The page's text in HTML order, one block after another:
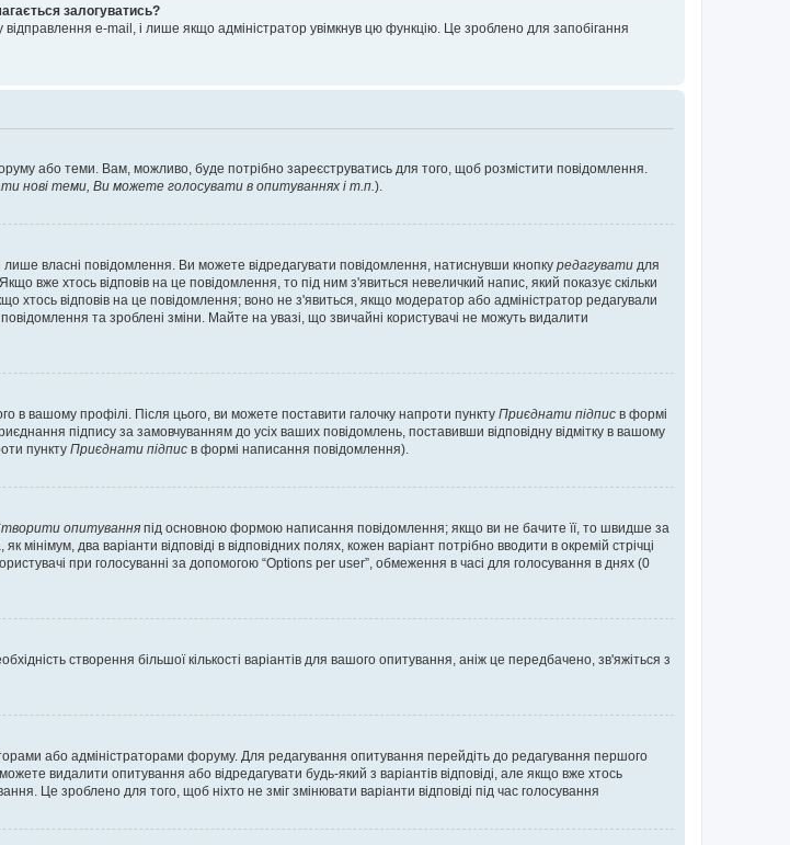
залогуватись?
e-mail, і лише якщо адміністратор увімкнув цю функцію. Це зроблено для запобігання
або теми. Вам, можливо, буде потрібно зареєструватись для того, щоб розмістити повідомлення.
нові теми, Ви можете голосувати в опитуваннях і т.п. ).
власні повідомлення. Ви можете відредагувати повідомлення, натиснувши кнопку редагувати для
вже хтось відповів на це повідомлення, то під ним з'явиться невеличкий напис, який показує скільки
хтось відповів на це повідомлення; воно не з'явиться, якщо модератор або адміністратор редагували
та зроблені зміни. Майте на увазі, що звичайні користувачі не можуть видалити
в вашому профілі. Після цього, ви можете поставити галочку напроти пункту Приєднати підпис в формі
підпису за замовчуванням до усіх ваших повідомлень, поставивши відповідну відмітку в вашому
пункту Приєднати підпис в формі написання повідомлення).
опитування під основною формою написання повідомлення; якщо ви не бачите її, то швидше за
два варіанти відповіді в відповідних полях, кожен варіант потрібно вводити в окремій стрічці
при голосуванні за допомогою “Options per user”, обмеження в часі для голосування в днях (0
створення більшої кількості варіантів для вашого опитування, аніж це передбачено, зв'яжіться з
або адміністраторами форуму. Для редагування опитування перейдіть до редагування першого
видалити опитування або відредагувати будь-який з варіантів відповіді, але якщо вже хтось
Це зроблено для того, щоб ніхто не зміг змінювати варіанти відповіді під час голосування